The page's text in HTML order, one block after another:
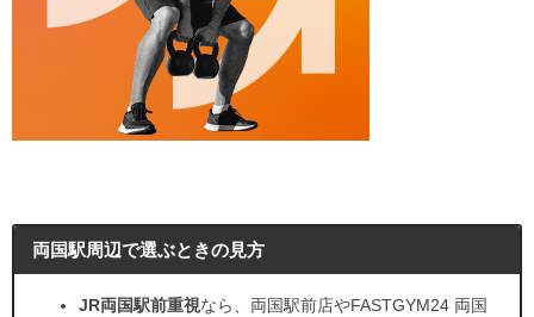
両国駅周辺で選ぶときの見方
JR両国駅前重視なら、両国駅前店やFASTGYM24 両国